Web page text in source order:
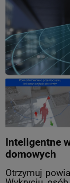
Inteligentne
domowych
Otrzymuj